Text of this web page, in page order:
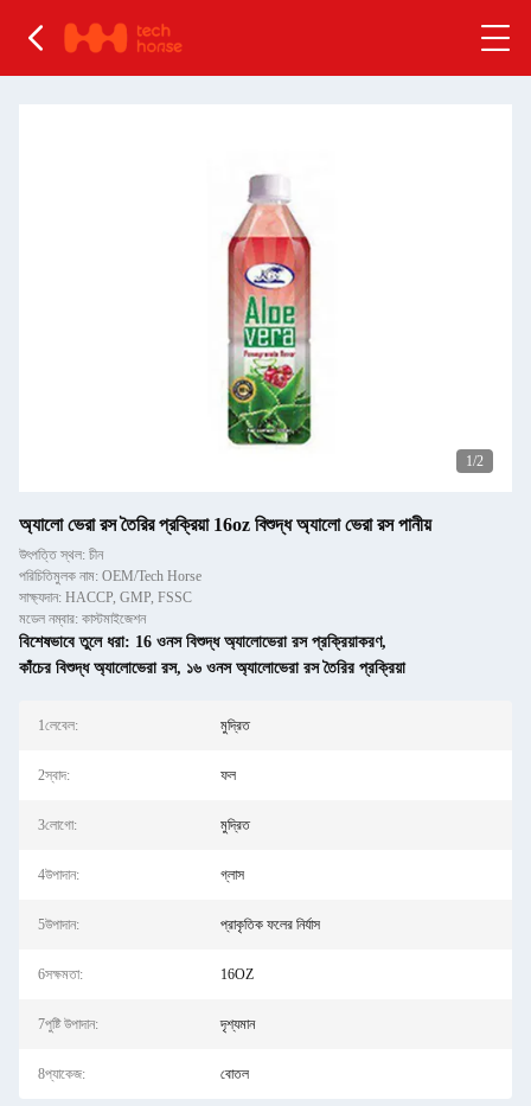
1/2
অ্যালো ভেরা রস তৈরির প্রক্রিয়া 16oz বিশুদ্ধ অ্যালো ভেরা রস পানীয়
উৎপত্তি স্থল: চীন
পরিচিতিমুলক নাম: OEM/Tech Horse
সাক্ষ্যদান: HACCP, GMP, FSSC
মডেল নম্বার: কাস্টমাইজেশন
বিশেষভাবে তুলে ধরা: 16 ওনস বিশুদ্ধ অ্যালোভেরা রস প্রক্রিয়াকরণ,
কাঁচের বিশুদ্ধ অ্যালোভেরা রস, ১৬ ওনস অ্যালোভেরা রস তৈরির প্রক্রিয়া
1লেবেল: মুদ্রিত
2স্বাদ: ফল
3লোগো: মুদ্রিত
4উপাদান: গ্লাস
5উপাদান: প্রাকৃতিক ফলের নির্যাস
6সক্ষমতা: 16OZ
7পুষ্টি উপাদান: দৃশ্যমান
8প্যাকেজ: বোতল